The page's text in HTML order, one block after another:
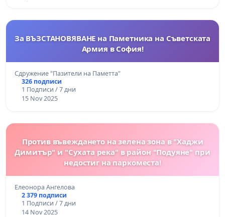
За ВЪЗСТАНОВЯВАНЕ на Паметника на Съветската
Армия в София!
Сдружение "Пазители на Паметта"
326 подписи
1 Подписи / 7 дни
15 Nov 2025
Против въвеждането на зелена зона в "Хаджи
Димитър" и "Сухата река" в район "Подуяне" при
недостиг на паркоместа!
Елеонора Ангелова
2 379 подписи
1 Подписи / 7 дни
14 Nov 2025